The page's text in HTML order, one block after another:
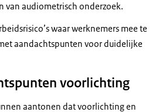
van audiometrisch onderzoek.
waar werknemers mee te
aandachtspunten voor duidelijke
voorlichting
aantonen dat voorlichting en